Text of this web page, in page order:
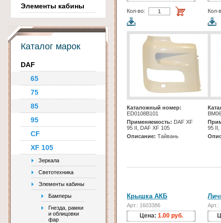
Элементы кабины
Каталог марок
DAF
65
75
85
95
CF
XF 105
Зеркала
Светотехника
Элементы кабины
Бамперы
Гнезда, рамки
и облицовки
фар
Кол-во:
Каталожный номер:
ED0108B101
Применяемость: DAF XF
95 II, DAF XF 105
Описание: Тайвань
Кол-
95 II,
Крышка АКБ
Арт.: 1603386
Цена: 1.00 руб.
Арт.: